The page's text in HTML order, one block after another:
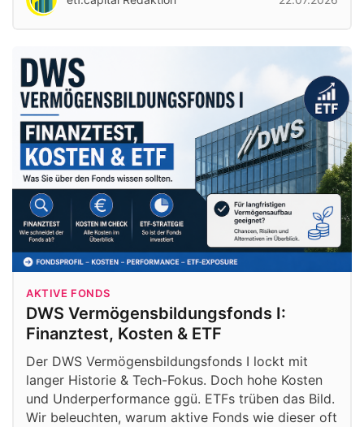
AKTIVE FONDS
DWS Vermögensbildungsfonds I:
Finanztest, Kosten & ETF
Der DWS Vermögensbildungsfonds I lockt mit
langer Historie & Tech-Fokus. Doch hohe Kosten
und Underperformance ggü. ETFs trüben das Bild.
Wir beleuchten, warum aktive Fonds wie dieser oft